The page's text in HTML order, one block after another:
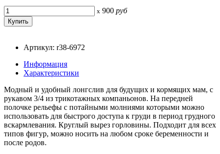
x 900 руб
Артикул: r38-6972
Информация
Характеристики
Модный и удобный лонгслив для будущих и кормящих мам, с
рукавом 3/4 из трикотажных компаньонов. На передней
полочке рельефы с потайными молниями которыми можно
использовать для быстрого доступа к груди в период грудного
вскармлевания. Круглый вырез горловины. Подходит для всех
типов фигур, можно носить на любом сроке беременности и
после родов.